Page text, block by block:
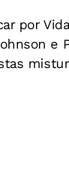
por
e